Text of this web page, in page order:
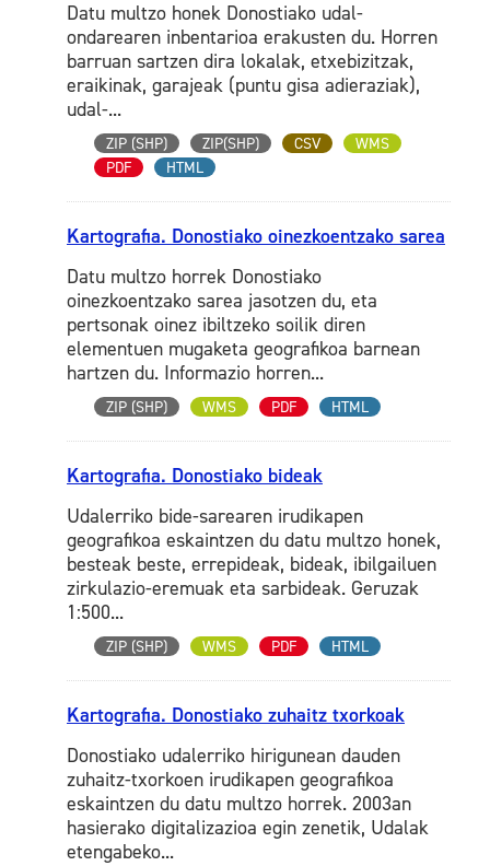
Datu multzo honek Donostiako udal-
ondarearen inbentarioa erakusten du. Horren
barruan sartzen dira lokalak, etxebizitzak,
eraikinak, garajeak (puntu gisa adieraziak),
udal-...
ZIP (SHP) ZIP(SHP) CSV
WMS
PDF
HTML
Kartografia. Donostiako oinezkoentzako sarea
Datu multzo horrek Donostiako
oinezkoentzako sarea jasotzen du, eta
pertsonak oinez ibiltzeko soilik diren
elementuen mugaketa geografikoa barnean
hartzen du. Informazio horren...
ZIP (SHP) WMS PDF HTML
Kartografia. Donostiako bideak
Udalerriko bide-sarearen irudikapen
geografikoa eskaintzen du datu multzo honek,
besteak beste, errepideak, bideak, ibilgailuen
zirkulazio-eremuak eta sarbideak. Geruzak
1:500...
ZIP (SHP) WMS PDF HTML
Kartografia. Donostiako zuhaitz txorkoak
Donostiako udalerriko hirigunean dauden
zuhaitz-txorkoen irudikapen geografikoa
eskaintzen du datu multzo horrek. 2003an
hasierako digitalizazioa egin zenetik, Udalak
etengabeko...